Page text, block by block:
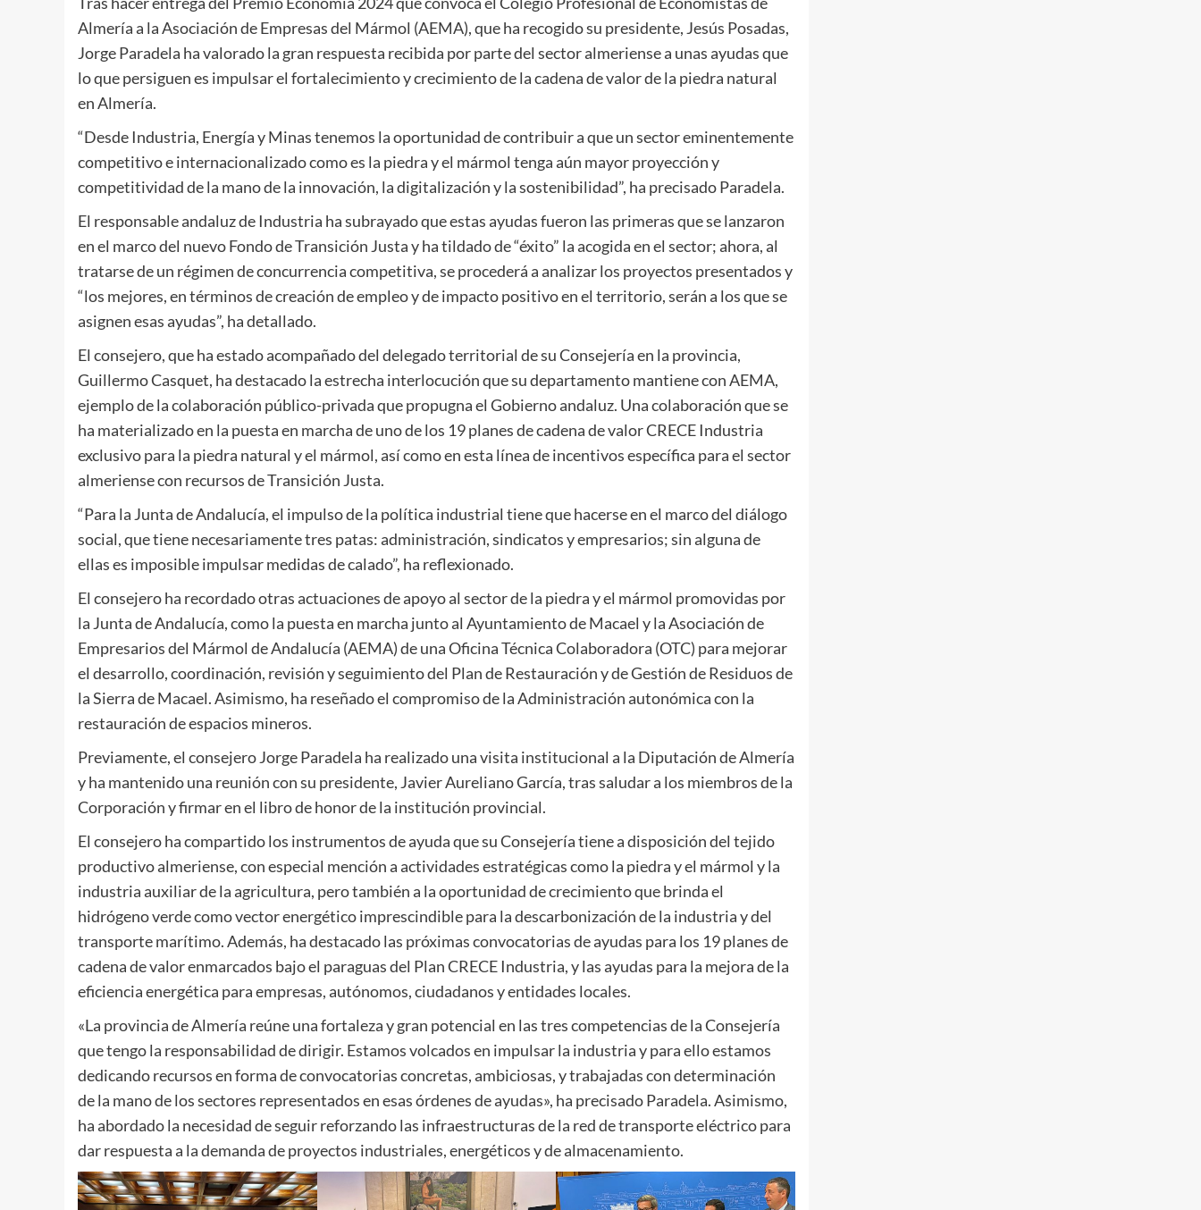
Almería a la Asociación de Empresas del Mármol (AEMA), que ha recogido su presidente, Jesús Posadas,
Jorge Paradela ha valorado la gran respuesta recibida por parte del sector almeriense a unas ayudas que
lo que persiguen es impulsar el fortalecimiento y crecimiento de la cadena de valor de la piedra natural
en Almería.
“Desde Industria, Energía y Minas tenemos la oportunidad de contribuir a que un sector eminentemente
competitivo e internacionalizado como es la piedra y el mármol tenga aún mayor proyección y
competitividad de la mano de la innovación, la digitalización y la sostenibilidad”, ha precisado Paradela.
El responsable andaluz de Industria ha subrayado que estas ayudas fueron las primeras que se lanzaron
en el marco del nuevo Fondo de Transición Justa y ha tildado de “éxito” la acogida en el sector; ahora, al
tratarse de un régimen de concurrencia competitiva, se procederá a analizar los proyectos presentados y
“los mejores, en términos de creación de empleo y de impacto positivo en el territorio, serán a los que se
asignen esas ayudas”, ha detallado.
El consejero, que ha estado acompañado del delegado territorial de su Consejería en la provincia,
Guillermo Casquet, ha destacado la estrecha interlocución que su departamento mantiene con AEMA,
ejemplo de la colaboración público-privada que propugna el Gobierno andaluz. Una colaboración que se
ha materializado en la puesta en marcha de uno de los 19 planes de cadena de valor CRECE Industria
exclusivo para la piedra natural y el mármol, así como en esta línea de incentivos específica para el sector
almeriense con recursos de Transición Justa.
“Para la Junta de Andalucía, el impulso de la política industrial tiene que hacerse en el marco del diálogo
social, que tiene necesariamente tres patas: administración, sindicatos y empresarios; sin alguna de
ellas es imposible impulsar medidas de calado”, ha reflexionado.
El consejero ha recordado otras actuaciones de apoyo al sector de la piedra y el mármol promovidas por
la Junta de Andalucía, como la puesta en marcha junto al Ayuntamiento de Macael y la Asociación de
Empresarios del Mármol de Andalucía (AEMA) de una Oficina Técnica Colaboradora (OTC) para mejorar
el desarrollo, coordinación, revisión y seguimiento del Plan de Restauración y de Gestión de Residuos de
la Sierra de Macael. Asimismo, ha reseñado el compromiso de la Administración autonómica con la
restauración de espacios mineros.
Previamente, el consejero Jorge Paradela ha realizado una visita institucional a la Diputación de Almería
y ha mantenido una reunión con su presidente, Javier Aureliano García, tras saludar a los miembros de la
Corporación y firmar en el libro de honor de la institución provincial.
El consejero ha compartido los instrumentos de ayuda que su Consejería tiene a disposición del tejido
productivo almeriense, con especial mención a actividades estratégicas como la piedra y el mármol y la
industria auxiliar de la agricultura, pero también a la oportunidad de crecimiento que brinda el
hidrógeno verde como vector energético imprescindible para la descarbonización de la industria y del
transporte marítimo. Además, ha destacado las próximas convocatorias de ayudas para los 19 planes de
cadena de valor enmarcados bajo el paraguas del Plan CRECE Industria, y las ayudas para la mejora de la
eficiencia energética para empresas, autónomos, ciudadanos y entidades locales.
«La provincia de Almería reúne una fortaleza y gran potencial en las tres competencias de la Consejería
que tengo la responsabilidad de dirigir. Estamos volcados en impulsar la industria y para ello estamos
dedicando recursos en forma de convocatorias concretas, ambiciosas, y trabajadas con determinación
de la mano de los sectores representados en esas órdenes de ayudas», ha precisado Paradela. Asimismo,
ha abordado la necesidad de seguir reforzando las infraestructuras de la red de transporte eléctrico para
dar respuesta a la demanda de proyectos industriales, energéticos y de almacenamiento.